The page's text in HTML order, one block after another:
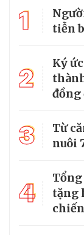
1
tiễn
2
Ký
đồng
3
Từ
nuôi
4
tặng